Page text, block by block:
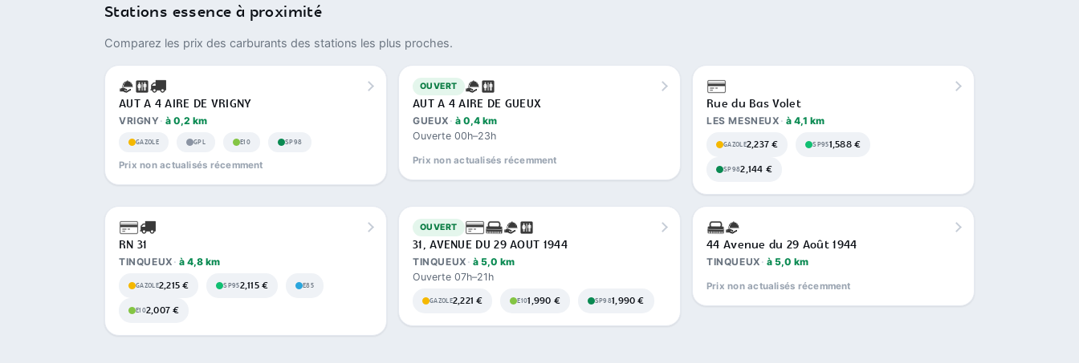
Stations essence à proximité
Comparez les prix des carburants des stations les plus proches.
AUT A 4 AIRE DE VRIGNY
VRIGNY à 0,2 km
GAZOLE GPL E10 SP98
Prix non actualisés récemment
OUVERT
AUT A 4 AIRE DE GUEUX
GUEUX à 0,4 km
Ouverte 00h–23h
Prix non actualisés récemment
Rue du Bas Volet
LES MESNEUX à 4,1 km
GAZOLE2,237 € SP951,588 €
SP982,144 €
RN 31
TINQUEUX à 4,8 km
GAZOLE2,215 € SP952,115 € E85
E102,007 €
OUVERT
31, AVENUE DU 29 AOUT 1944
TINQUEUX à 5,0 km
Ouverte 07h–21h
GAZOLE2,221 € E101,990 € SP981,990 €
44 Avenue du 29 Août 1944
TINQUEUX à 5,0 km
Prix non actualisés récemment